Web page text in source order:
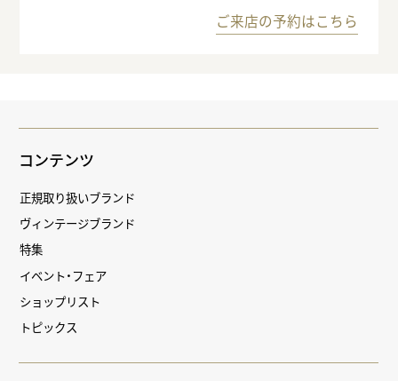
ご来店の予約はこちら
コンテンツ
正規取り扱いブランド
ヴィンテージブランド
特集
イベント・フェア
ショップリスト
トピックス